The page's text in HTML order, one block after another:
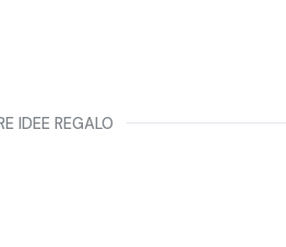
della struttura, sulle
nella natura.
IDEE REGALO